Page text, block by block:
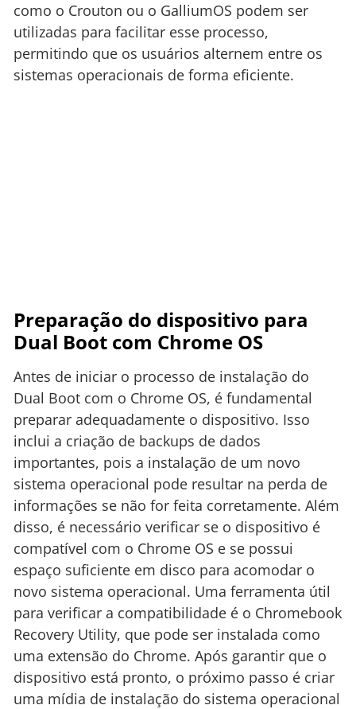
como o Crouton ou o GalliumOS podem ser
utilizadas para facilitar esse processo,
permitindo que os usuários alternem entre os
sistemas operacionais de forma eficiente.
Preparação do dispositivo para
Dual Boot com Chrome OS
Antes de iniciar o processo de instalação do
Dual Boot com o Chrome OS, é fundamental
preparar adequadamente o dispositivo. Isso
inclui a criação de backups de dados
importantes, pois a instalação de um novo
sistema operacional pode resultar na perda de
informações se não for feita corretamente. Além
disso, é necessário verificar se o dispositivo é
compatível com o Chrome OS e se possui
espaço suficiente em disco para acomodar o
novo sistema operacional. Uma ferramenta útil
para verificar a compatibilidade é o Chromebook
Recovery Utility, que pode ser instalada como
uma extensão do Chrome. Após garantir que o
dispositivo está pronto, o próximo passo é criar
uma mídia de instalação do sistema operacional